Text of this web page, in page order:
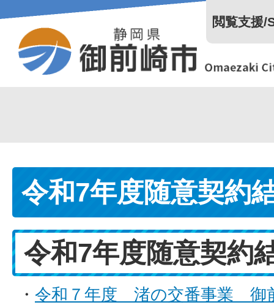
閲覧支援
令和7年度随意契約
令和7年度随意契約
・ 令和７年度 渚の交番事業 御